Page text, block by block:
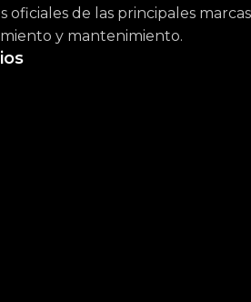
oficiales de las principales marcas
y mantenimiento.